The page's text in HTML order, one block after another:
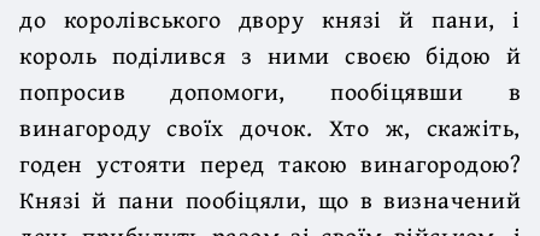
до королівського двору князі й пани, і
король поділився з ними своєю бідою й
попросив допомоги, пообіцявши в
винагороду своїх дочок. Хто ж, скажіть,
годен устояти перед такою винагородою?
Князі й пани пообіцяли, що в визначений